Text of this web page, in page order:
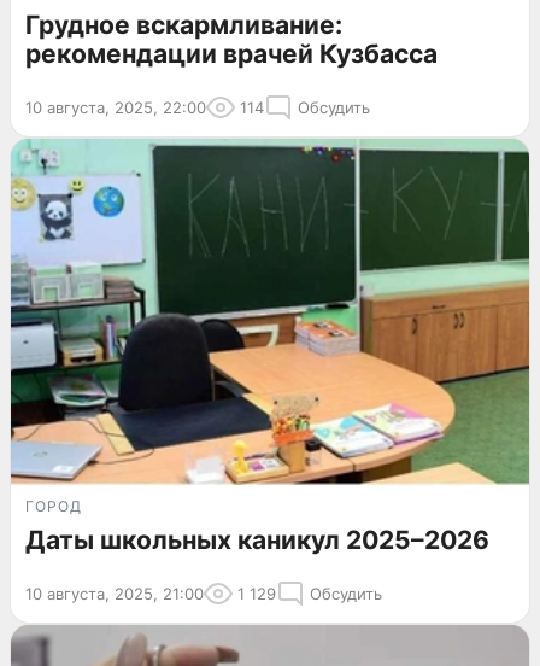
Грудное вскармливание:
рекомендации врачей Кузбасса
10 августа, 2025, 22:00 114 Обсудить
ГОРОД
Даты школьных каникул 2025–2026
10 августа, 2025, 21:00 1 129 Обсудить